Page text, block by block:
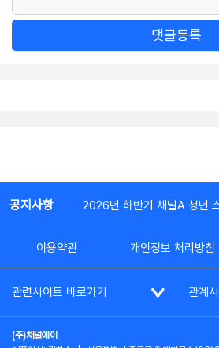
댓글등록
공지사항 2026년 하반기 채널A 청년
이용약관 개인정보 처리방침
관련사이트 바로가기 관계
(주)채널에이